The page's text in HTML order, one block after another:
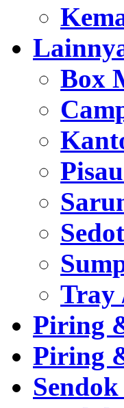
Box
Tray
Piring
Piring